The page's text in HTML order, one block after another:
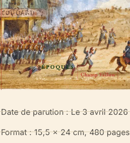
Date de parution : Le 3 avril 2026
Format : 15,5 x 24 cm, 480 pages